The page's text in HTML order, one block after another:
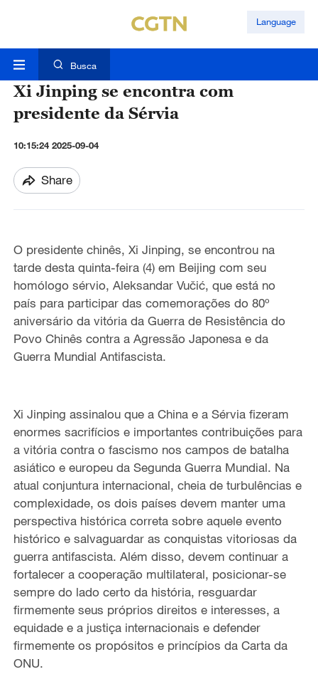
Language
Busca
Xi Jinping se encontra com
presidente da Sérvia
10:15:24 2025-09-04
Share
O presidente chinês, Xi Jinping, se encontrou na
tarde desta quinta-feira (4) em Beijing com seu
homólogo sérvio, Aleksandar Vučić, que está no
país para participar das comemorações do 80º
aniversário da vitória da Guerra de Resistência do
Povo Chinês contra a Agressão Japonesa e da
Guerra Mundial Antifascista.
Xi Jinping assinalou que a China e a Sérvia fizeram
enormes sacrifícios e importantes contribuições para
a vitória contra o fascismo nos campos de batalha
asiático e europeu da Segunda Guerra Mundial. Na
atual conjuntura internacional, cheia de turbulências e
complexidade, os dois países devem manter uma
perspectiva histórica correta sobre aquele evento
histórico e salvaguardar as conquistas vitoriosas da
guerra antifascista. Além disso, devem continuar a
fortalecer a cooperação multilateral, posicionar-se
sempre do lado certo da história, resguardar
firmemente seus próprios direitos e interesses, a
equidade e a justiça internacionais e defender
firmemente os propósitos e princípios da Carta da
ONU.